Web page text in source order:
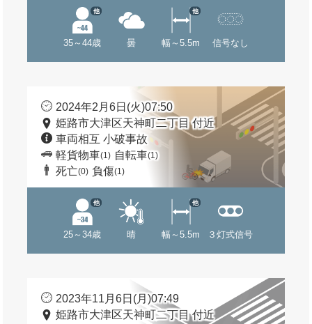
35～44歳
他
曇 幅～5.5m
他
信号なし
2024年2月6日(火)07:50
姫路市大津区天神町二丁目 付近
車両相互 小破事故
軽貨物車(1) 自転車(1)
死亡(0) 負傷(1)
25～34歳
他
晴 幅～5.5m
他
３灯式信号
2023年11月6日(月)07:49
姫路市大津区天神町二丁目 付近